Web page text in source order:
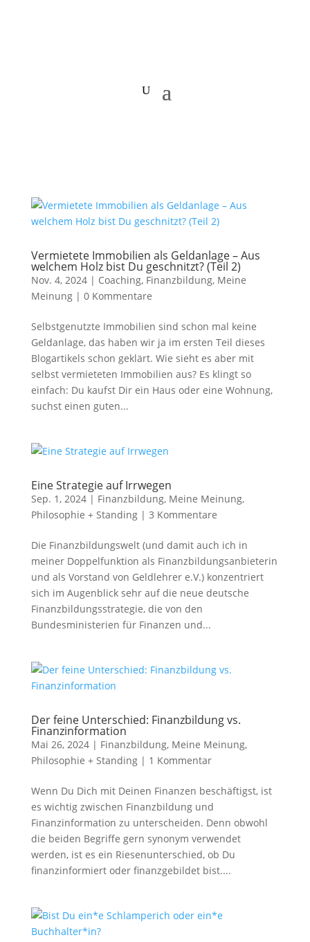
Vermietete Immobilien als Geldanlage – Aus
welchem Holz bist Du geschnitzt? (Teil 2)
Nov. 4, 2024| Coaching, Finanzbildung, Meine
Meinung| 0 Kommentare
Selbstgenutzte Immobilien sind schon mal keine
Geldanlage, das haben wir ja im ersten Teil dieses
Blogartikels schon geklärt. Wie sieht es aber mit
selbst vermieteten Immobilien aus? Es klingt so
einfach: Du kaufst Dir ein Haus oder eine Wohnung,
suchst einen guten...
Eine Strategie auf Irrwegen
Sep. 1, 2024| Finanzbildung, Meine Meinung,
Philosophie + Standing| 3 Kommentare
Die Finanzbildungswelt (und damit auch ich in
meiner Doppelfunktion als Finanzbildungsanbieterin
und als Vorstand von Geldlehrer e.V.) konzentriert
sich im Augenblick sehr auf die neue deutsche
Finanzbildungsstrategie, die von den
Bundesministerien für Finanzen und...
Der feine Unterschied: Finanzbildung vs.
Finanzinformation
Mai 26, 2024| Finanzbildung, Meine Meinung,
Philosophie + Standing| 1 Kommentar
Wenn Du Dich mit Deinen Finanzen beschäftigst, ist
es wichtig zwischen Finanzbildung und
Finanzinformation zu unterscheiden. Denn obwohl
die beiden Begriffe gern synonym verwendet
werden, ist es ein Riesenunterschied, ob Du
finanzinformiert oder finanzgebildet bist....